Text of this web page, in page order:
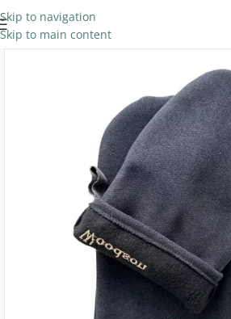
Skip to navigation
Skip to main content